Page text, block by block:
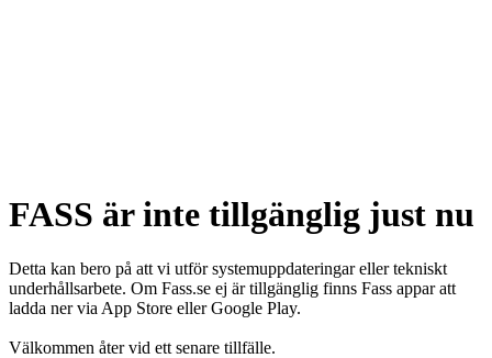
FASS är inte tillgänglig just nu
Detta kan bero på att vi utför systemuppdateringar eller tekniskt
underhållsarbete. Om Fass.se ej är tillgänglig finns Fass appar att
ladda ner via App Store eller Google Play.
Välkommen åter vid ett senare tillfälle.